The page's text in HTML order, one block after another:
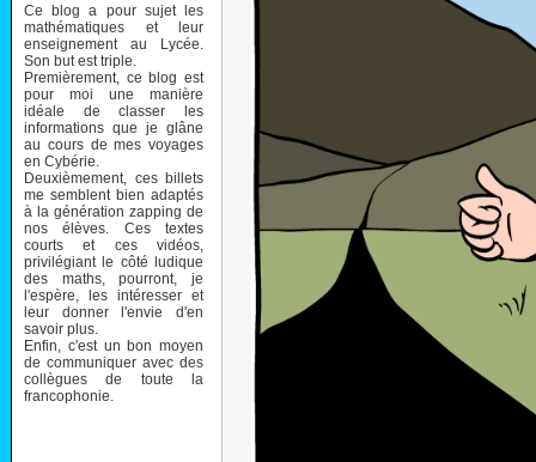
Ce blog a pour sujet les
mathématiques et leur
enseignement au Lycée.
Son but est triple.
Premièrement, ce blog est
pour moi une manière
idéale de classer les
informations que je glâne
au cours de mes voyages
en Cybérie.
Deuxièmement, ces billets
me semblent bien adaptés
à la génération zapping de
nos élèves. Ces textes
courts et ces vidéos,
privilégiant le côté ludique
des maths, pourront, je
l'espère, les intéresser et
leur donner l'envie d'en
savoir plus.
Enfin, c'est un bon moyen
de communiquer avec des
collègues de toute la
francophonie.